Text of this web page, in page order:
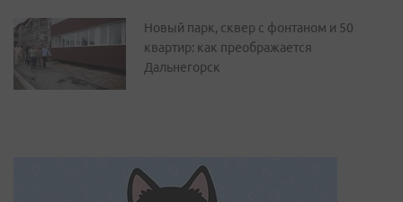
Новый парк, сквер с фонтаном и 50
квартир: как преображается
Дальнегорск